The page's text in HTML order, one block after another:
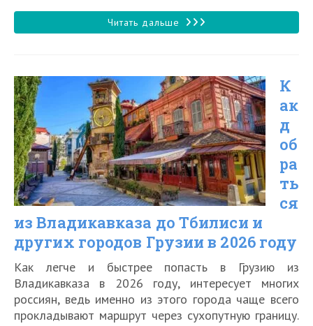
Читать дальше Туристический
928/927
«В
Карелию»
—
особенности
и
цены
в
2026
году
К
ак
д
об
ра
ть
ся
из Владикавказа до Тбилиси и
других городов Грузии в 2026 году
Как легче и быстрее попасть в Грузию из
Владикавказа в 2026 году, интересует многих
россиян, ведь именно из этого города чаще всего
прокладывают маршрут через сухопутную границу.